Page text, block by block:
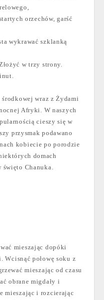
orzechów, garść
wykrawać szklanką
w trzy strony.
wraz z Żydami
Afryki. W naszych
cieszy się w
przysmak podawano
kobiecie po porodzie
domach
święto Chanuka.
mieszając dopóki
Wcisnąć połowę soku z
mieszając od czasu
obrane migdały i
mieszając i rozcierając